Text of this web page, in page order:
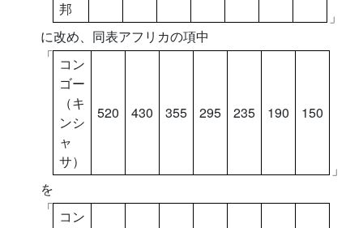
邦
」
に改め、同表アフリカの項中
「 コン
ゴー
（キ
ンシ
ャ
サ）
520 430 355 295 235 190 150
」
を
「 コン